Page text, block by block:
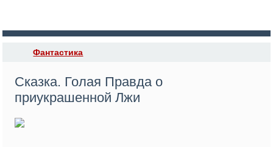
Фантастика
Сказка. Голая Правда о
приукрашенной Лжи